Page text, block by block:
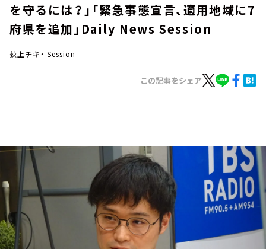
イベント・グッズ
YouTube
会社情報
を守るには？」「緊急事態宣言、適用地域に7
府県を追加」Daily News Session
荻上チキ・ Session
この記事をシェア